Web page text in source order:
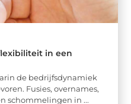
in een
de bedrijfsdynamiek
Fusies, overnames,
schommelingen in ...